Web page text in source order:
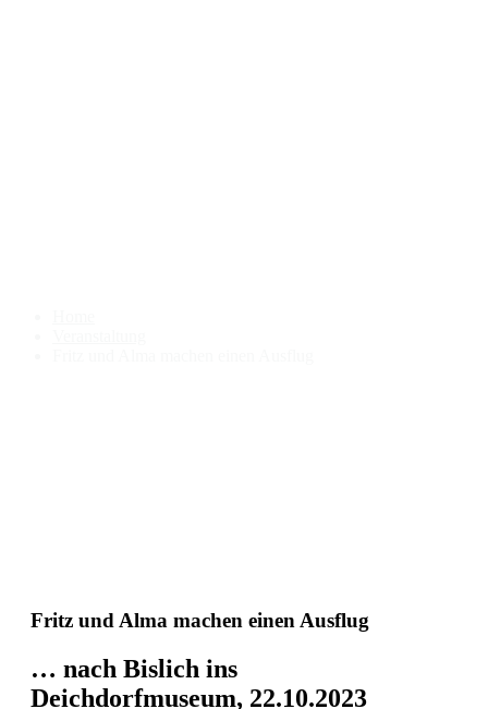
Fritz und Alma machen einen Ausflug
… nach Bislich ins
Deichdorfmuseum, 22.10.2023